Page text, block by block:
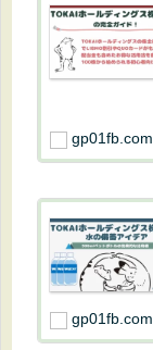
gp01fb.com
gp01fb.com